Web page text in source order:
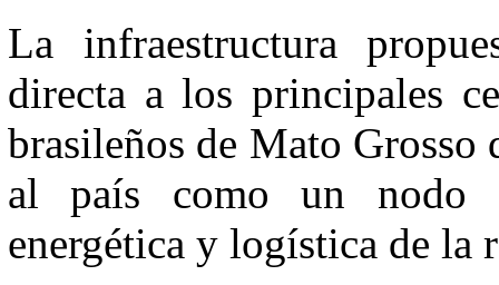
La infraestructura
directa a los principales
brasileños de Mato
al país como un nodo
energética y logística de la